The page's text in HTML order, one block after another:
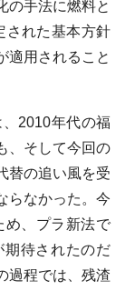
の手法に燃料と
された基本方針
適用されること
2010年代の福
、そして今回の
替の追い風を受
らなかった。今
め、プラ新法で
期待されたのだ
過程では、残渣